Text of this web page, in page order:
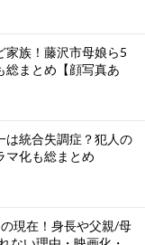
家族！藤沢市母娘ら5
総まとめ【顔写真あ
は統合失調症？犯人の
マ化も総まとめ
現在！身長や父親/母